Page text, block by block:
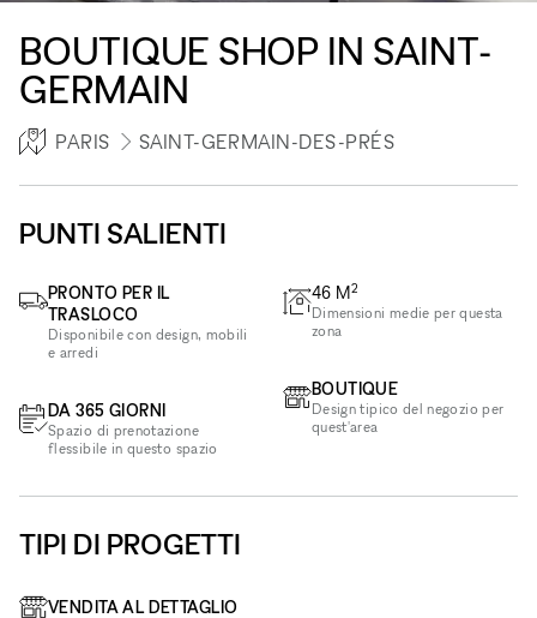
BOUTIQUE SHOP IN SAINT-
GERMAIN
PARIS SAINT-GERMAIN-DES-PRÉS
PUNTI SALIENTI
PRONTO PER IL
TRASLOCO
Disponibile con design, mobili
e arredi
DA 365 GIORNI
Spazio di prenotazione
flessibile in questo spazio
46 M2
Dimensioni medie per questa
zona
BOUTIQUE
Design tipico del negozio per
quest'area
TIPI DI PROGETTI
VENDITA AL DETTAGLIO